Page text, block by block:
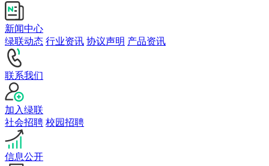
新闻中心
绿联动态 行业资讯 协议声明 产品资讯
联系我们
加入绿联
社会招聘 校园招聘
信息公开